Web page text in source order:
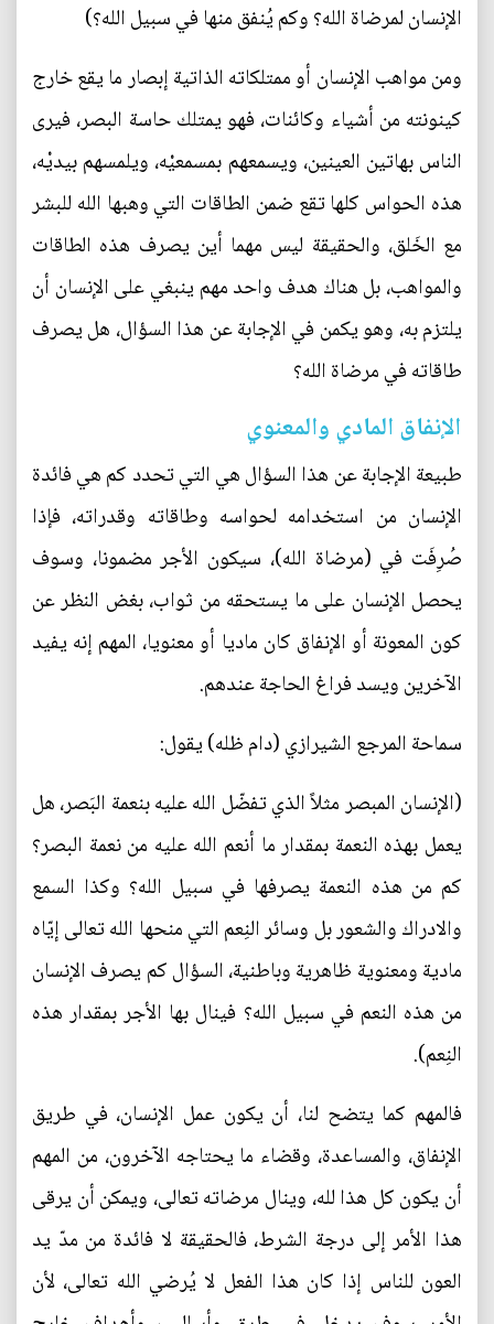
الإنسان لمرضاة الله؟ وكم يُنفق منها في سبيل الله؟)
ومن مواهب الإنسان أو ممتلكاته الذاتية إبصار ما يقع خارج
كينونته من أشياء وكائنات، فهو يمتلك حاسة البصر، فيرى
الناس بهاتين العينين، ويسمعهم بمسمعيْه، ويلمسهم بيديْه،
هذه الحواس كلها تقع ضمن الطاقات التي وهبها الله للبشر
مع الخَلق، والحقيقة ليس مهما أين يصرف هذه الطاقات
والمواهب، بل هناك هدف واحد مهم ينبغي على الإنسان أن
يلتزم به، وهو يكمن في الإجابة عن هذا السؤال، هل يصرف
طاقاته في مرضاة الله؟
الإنفاق المادي والمعنوي
طبيعة الإجابة عن هذا السؤال هي التي تحدد كم هي فائدة
الإنسان من استخدامه لحواسه وطاقاته وقدراته، فإذا
صُرِفَت في (مرضاة الله)، سيكون الأجر مضمونا، وسوف
يحصل الإنسان على ما يستحقه من ثواب، بغض النظر عن
كون المعونة أو الإنفاق كان ماديا أو معنويا، المهم إنه يفيد
الآخرين ويسد فراغ الحاجة عندهم.
سماحة المرجع الشيرازي (دام ظله) يقول:
(الإنسان المبصر مثلاً الذي تفضّل الله عليه بنعمة البَصر، هل
يعمل بهذه النعمة بمقدار ما أنعم الله عليه من نعمة البصر؟
كم من هذه النعمة يصرفها في سبيل الله؟ وكذا السمع
والادراك والشعور بل وسائر النِعم التي منحها الله تعالى إيّاه
مادية ومعنوية ظاهرية وباطنية، السؤال كم يصرف الإنسان
من هذه النعم في سبيل الله؟ فينال بها الأجر بمقدار هذه
النِعم).
فالمهم كما يتضح لنا، أن يكون عمل الإنسان، في طريق
الإنفاق، والمساعدة، وقضاء ما يحتاجه الآخرون، من المهم
أن يكون كل هذا لله، وينال مرضاته تعالى، ويمكن أن يرقى
هذا الأمر إلى درجة الشرط، فالحقيقة لا فائدة من مدّ يد
العون للناس إذا كان هذا الفعل لا يُرضي الله تعالى، لأن